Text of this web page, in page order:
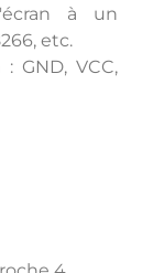
à un
etc.
GND, VCC,